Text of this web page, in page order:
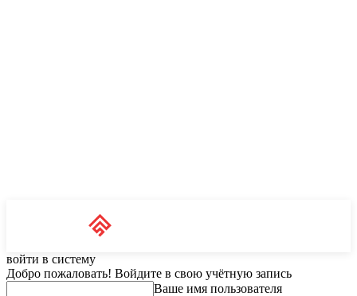
войти в систему
Добро пожаловать! Войдите в свою учётную запись
Ваше имя пользователя